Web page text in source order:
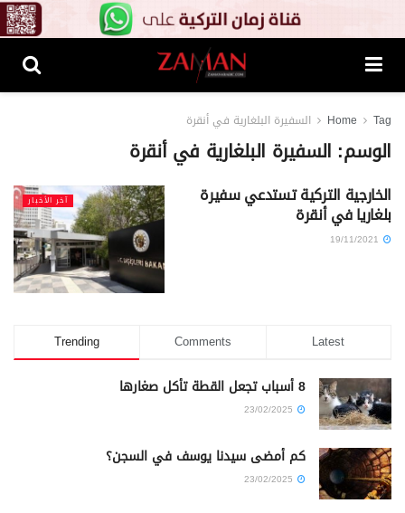
Home Tag السفيرة البلغارية في أنقرة
الوسم: السفيرة البلغارية في أنقرة
آخر الأخبار الخارجية التركية تستدعي سفيرة
بلغاريا في أنقرة
Trending Comments Latest
8 أسباب تجعل القطة تأكل صغارها
كم أمضى سيدنا يوسف في السجن؟